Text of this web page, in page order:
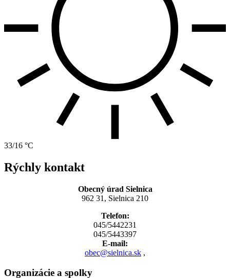
33/16 °C
Rýchly kontakt
Obecný úrad Sielnica
962 31, Sielnica 210
Telefon:
045/5442231
045/5443397
E-mail:
obec@sielnica.sk ,
Organizácie a spolky